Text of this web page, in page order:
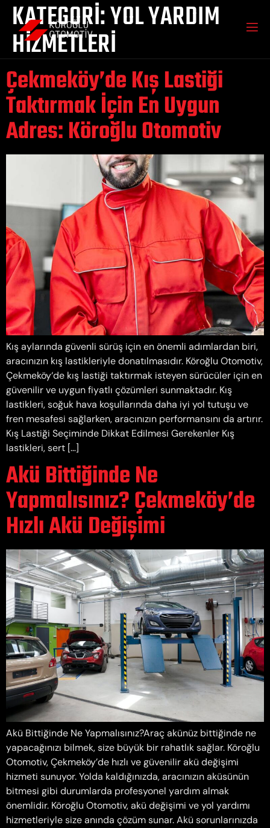
KATEGORI:YOL YARDIM
HIZMETLERI
Çekmeköy’de Kış Lastiği
Taktırmak İçin En Uygun
Adres: Köroğlu Otomotiv
Kış aylarında güvenli sürüş için en önemli adımlardan biri,
aracınızın kış lastikleriyle donatılmasıdır. Köroğlu Otomotiv,
Çekmeköy‘de kış lastiği taktırmak isteyen sürücüler için en
güvenilir ve uygun fiyatlı çözümleri sunmaktadır. Kış
lastikleri, soğuk hava koşullarında daha iyi yol tutuşu ve
fren mesafesi sağlarken, aracınızın performansını da artırır.
Kış Lastiği Seçiminde Dikkat Edilmesi Gerekenler Kış
lastikleri, sert […]
Akü Bittiğinde Ne
Yapmalısınız? Çekmeköy’de
Hızlı Akü Değişimi
Akü Bittiğinde Ne Yapmalısınız?Araç akünüz bittiğinde ne
yapacağınızı bilmek, size büyük bir rahatlık sağlar. Köroğlu
Otomotiv, Çekmeköy’de hızlı ve güvenilir akü değişimi
hizmeti sunuyor. Yolda kaldığınızda, aracınızın aküsünün
bitmesi gibi durumlarda profesyonel yardım almak
önemlidir. Köroğlu Otomotiv, akü değişimi ve yol yardımı
hizmetleriyle size anında çözüm sunar. Akü sorunlarınızda